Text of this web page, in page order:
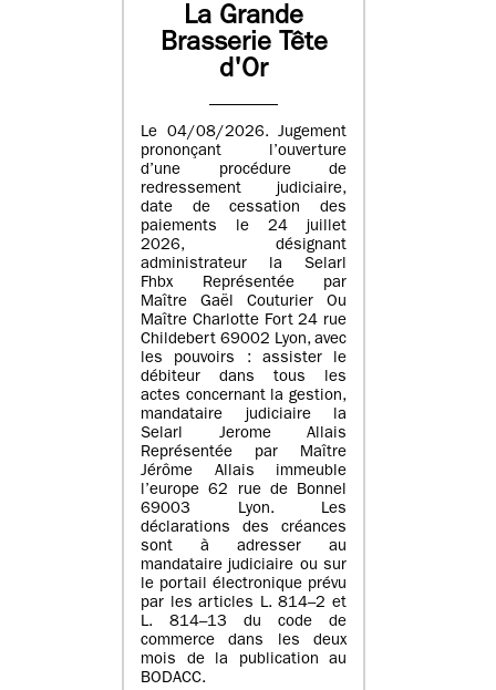
La Grande
Brasserie Tête
d'Or
Le 04/08/2026. Jugement
prononçant l’ouverture
d’une procédure de
redressement judiciaire,
date de cessation des
paiements le 24 juillet
2026, désignant
administrateur la Selarl
Fhbx Représentée par
Maître Gaël Couturier Ou
Maître Charlotte Fort 24 rue
Childebert 69002 Lyon, avec
les pouvoirs : assister le
débiteur dans tous les
actes concernant la gestion,
mandataire judiciaire la
Selarl Jerome Allais
Représentée par Maître
Jérôme Allais immeuble
l’europe 62 rue de Bonnel
69003 Lyon. Les
déclarations des créances
sont à adresser au
mandataire judiciaire ou sur
le portail électronique prévu
par les articles L. 814–2 et
L. 814–13 du code de
commerce dans les deux
mois de la publication au
BODACC.